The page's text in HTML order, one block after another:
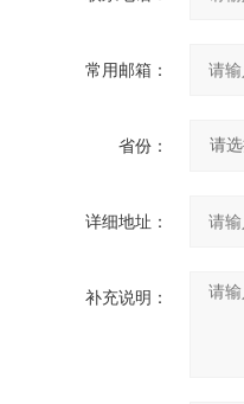
常用邮箱：
省份：
详细地址：
补充说明：